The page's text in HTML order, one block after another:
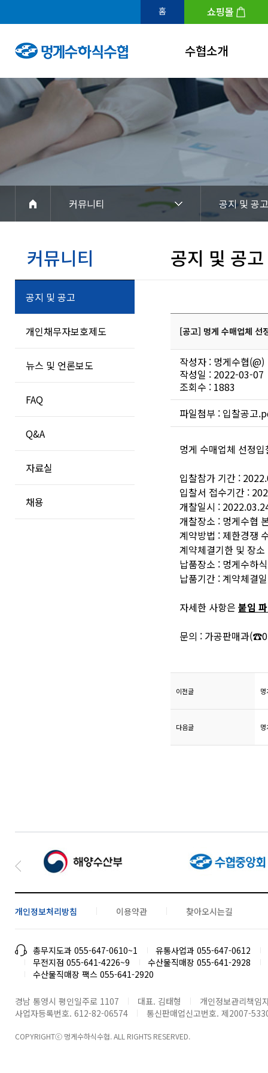
홈 쇼핑몰
수협소개
인사말
연혁
조직도
아이덴티티
경영공시
커뮤니티
공지 및 공고
커뮤니티
공지 및 공고
개인채무자보호제도
뉴스 및 언론보도
FAQ
Q&A
자료실
채용
공지 및 공고
[공고] 멍게 수매업체 선
작성자 : 멍게수협(@)
작성일 : 2022-03-07
조회수 : 1883
파일첨부 : 입찰공고
멍게 수매업체 선정
입찰참가 기간 :
입찰서 접수기간 :
개찰일시 :
개찰장소 : 멍게수협
계약방법 : 제한경쟁
계약체결기한 및 장
납품장소 : 멍게수하
납품기간 : 계약체결
자세한 사항은 붙임
문의 : 가공판매과
이전글
다음글
개인정보처리방침 이용약관 찾아오시는길
총무지도과 055-647-0610~1
유통사업과 055-647-0612
무전지점 055-641-4226~9
수산물직매장 055-641-2928
수산물직매장 팩스 055-641-2920
경남 통영시 평인일주로 1107 대표. 김태형
개인정보관리책임
사업자등록번호. 612-82-06574
통신판매업신고번호. 제2007-
COPYRIGHTⓒ 멍게수하식수협. ALL RIGHTS RESERVED.